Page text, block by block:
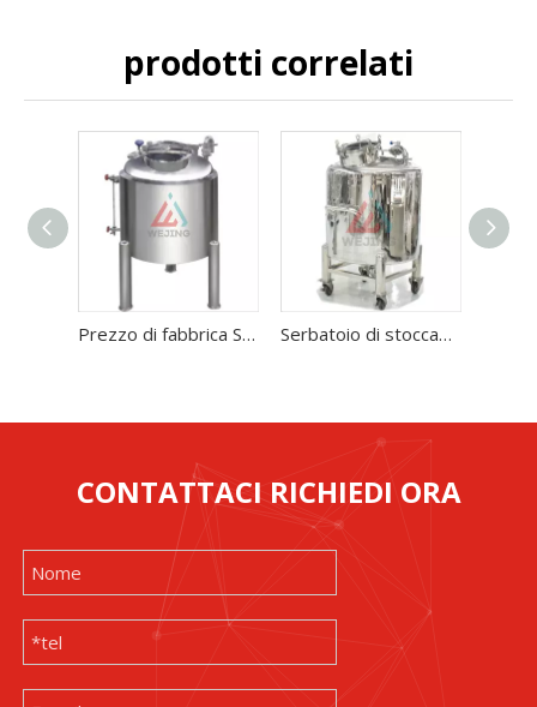
prodotti correlati
Prezzo di fabbrica Serbatoio multifunzionale in acciaio inossidabile Serbatoio di stoccaggio in acciaio inossidabile 5T a basso prezzo per l'industria chimica
CONTATTACI RICHIEDI ORA